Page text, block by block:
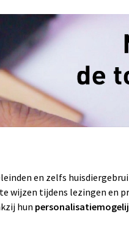
en zelfs
wijzen tijdens lezingen en
hun